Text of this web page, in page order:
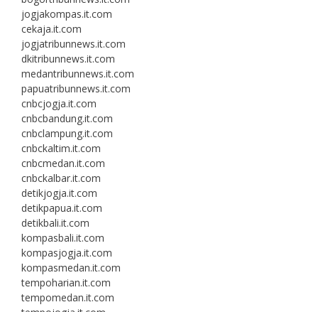
jogjakompas.it.com
cekaja.it.com
jogjatribunnews.it.com
dkitribunnews.it.com
medantribunnews.it.com
papuatribunnews.it.com
cnbcjogja.it.com
cnbcbandung.it.com
cnbclampung.it.com
cnbckaltim.it.com
cnbcmedan.it.com
cnbckalbar.it.com
detikjogja.it.com
detikpapua.it.com
detikbali.it.com
kompasbali.it.com
kompasjogja.it.com
kompasmedan.it.com
tempoharian.it.com
tempomedan.it.com